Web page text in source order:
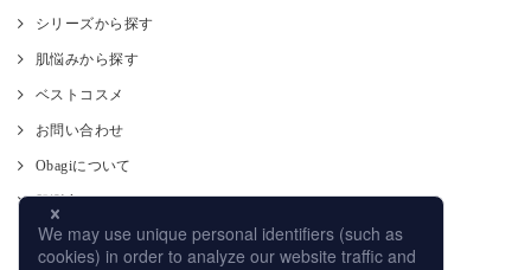
シリーズから探す
肌悩みから探す
ベストコスメ
お問い合わせ
Obagiについて
肌測定
使い方